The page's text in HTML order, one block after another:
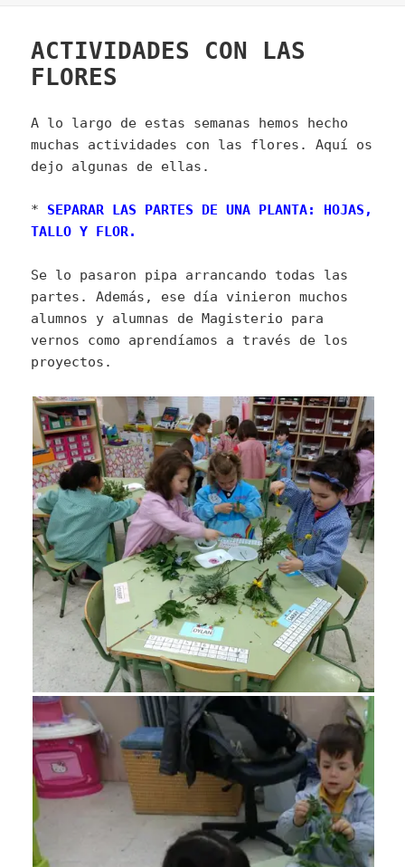
ACTIVIDADES CON LAS
FLORES
A lo largo de estas semanas hemos hecho
muchas actividades con las flores. Aquí os
dejo algunas de ellas.
* SEPARAR LAS PARTES DE UNA PLANTA: HOJAS,
TALLO Y FLOR.
Se lo pasaron pipa arrancando todas las
partes. Además, ese día vinieron muchos
alumnos y alumnas de Magisterio para
vernos como aprendíamos a través de los
proyectos.